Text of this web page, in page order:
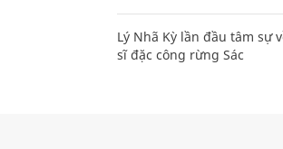
Lý Nhã Kỳ lần đầu tâm sự
sĩ đặc công rừng Sác